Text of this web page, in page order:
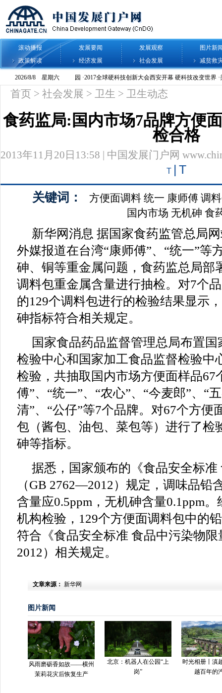
滚动播报 发展要闻 发展观察
图片新
政策解读
经济发展 社会发展 减贫救
首页 > 社会发展 > 卫生 > 卫生动态
食药监局:国内市场7品牌方便
检合格
2013年11月20日13:58 | 中国发展门户网
T T
关键词： 方便面调料 统一 康师傅 调
国内市场 无机砷 食
新华网消息 据国家食药监管总局
外媒报道在台湾“康师傅”、“统一”等
砷、铜等重金属问题，食药监总局部
调料包重金属含量进行抽检。对7个
的129个调料包进行的检验结果显示
砷指标符合相关规定。
国家食品药品监督管理总局布置
检验中心和国家加工食品监督检验中
检验，共抽取国内市场方便面样品67
傅”、“统一”、“农心”、“今麦郎”、“
清”、“公仔”等7个品牌。对67个方便
包（酱包、油包、菜包等）进行了检
砷等指标。
据悉，国家颁布的《食品安全标
（GB 2762—2012）规定，调味品铅
含量应0.5ppm，无机砷含量0.1ppm
机构检验，129个方便面调料包中的
符合《食品安全标准 食品中污染物
2012）相关规定。
文章来源： 新华网